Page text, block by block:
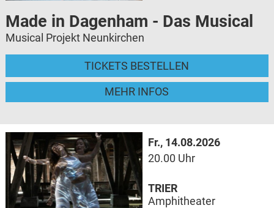
Made in Dagenham - Das Musical
Musical Projekt Neunkirchen
TICKETS BESTELLEN
MEHR INFOS
Fr., 14.08.2026
20.00 Uhr
TRIER
Amphitheater